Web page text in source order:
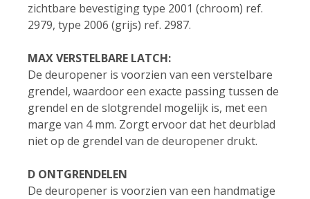
zichtbare bevestiging type 2001 (chroom) ref.
2979, type 2006 (grijs) ref. 2987.
MAX VERSTELBARE LATCH:
De deuropener is voorzien van een verstelbare
grendel, waardoor een exacte passing tussen de
grendel en de slotgrendel mogelijk is, met een
marge van 4 mm. Zorgt ervoor dat het deurblad
niet op de grendel van de deuropener drukt.
D ONTGRENDELEN
De deuropener is voorzien van een handmatige